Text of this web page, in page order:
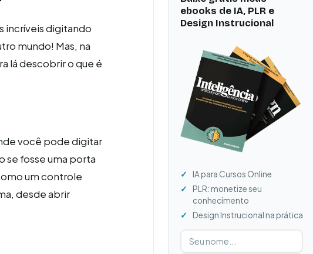
incríveis digitando
mundo! Mas, na
lá descobrir o que é
você pode digitar
se fosse uma porta
um controle
desde abrir
ebooks de IA, PLR e
Design Instrucional
IA para Cursos Online
PLR: monetize seu
conhecimento
Design Instrucional na prática
Digite seu nome
Digite seu e-mail